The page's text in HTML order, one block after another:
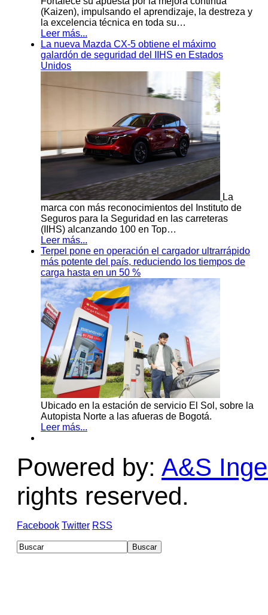
(Kaizen), impulsando el aprendizaje, la destreza y
la excelencia técnica en toda su…
Leer más...
La nueva Mazda CX-5 obtiene el máximo
galardón de seguridad del IIHS en Estados
Unidos
La
marca con más reconocimientos del Instituto de
Seguros para la Seguridad en las carreteras
(IIHS) alcanzando 100 en Top…
Leer más...
Terpel pone en operación el cargador ultrarrápido
más potente del país, reduciendo los tiempos de
carga hasta en un 50 %
Ubicado en la estación de servicio El Sol, sobre la
Autopista Norte a las afueras de Bogotá.
Leer más...
Powered by: A&S
rights reserved.
Facebook Twitter RSS